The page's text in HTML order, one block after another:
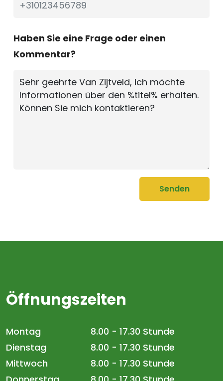
Haben Sie eine Frage oder einen
Kommentar?
Senden
Öffnungszeiten
Montag
8.00 - 17.30 Stunde
Dienstag
8.00 - 17.30 Stunde
Mittwoch
8.00 - 17.30 Stunde